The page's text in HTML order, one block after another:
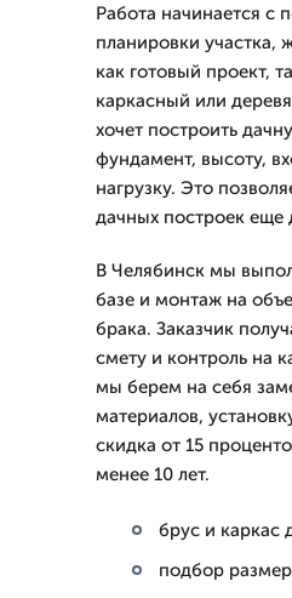
Работа начинается с
планировки участка,
как готовый проект,
каркасный или
хочет построить
фундамент, высоту,
нагрузку. Это
дачных построек еще
В Челябинск мы
базе и монтаж на
брака. Заказчик
смету и контроль на
мы берем на себя
материалов,
скидка от 15
менее 10 лет.
брус и каркас
подбор